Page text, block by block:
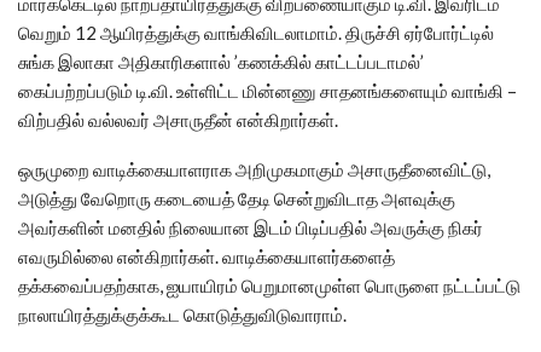
வெறும் 12 ஆயிரத்துக்கு வாங்கிவிடலாமாம். திருச்சி ஏர்போர்ட்டில்
சுங்க இலாகா அதிகாரிகளால் ’கணக்கில் காட்டப்படாமல்’
கைப்பற்றப்படும் டி.வி. உள்ளிட்ட மின்னணு சாதனங்களையும் வாங்கி –
விற்பதில் வல்லவர் அசாருதீன் என்கிறார்கள்.
ஒருமுறை வாடிக்கையாளராக அறிமுகமாகும் அசாருதீனைவிட்டு,
அடுத்து வேறொரு கடையைத் தேடி சென்றுவிடாத அளவுக்கு
அவர்களின் மனதில் நிலையான இடம் பிடிப்பதில் அவருக்கு நிகர்
எவருமில்லை என்கிறார்கள். வாடிக்கையாளர்களைத்
தக்கவைப்பதற்காக, ஐயாயிரம் பெறுமானமுள்ள பொருளை நட்டப்பட்டு
நாலாயிரத்துக்குக்கூட கொடுத்துவிடுவாராம்.